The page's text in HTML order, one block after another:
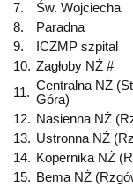
7.
Św. Wojciecha
8.
Paradna
9.
ICZMP szpital
10. Zagłoby NŻ #
11. Centralna NŻ
Góra)
12. Nasienna NŻ
13. Ustronna NŻ
14. Kopernika NŻ
15. Bema NŻ